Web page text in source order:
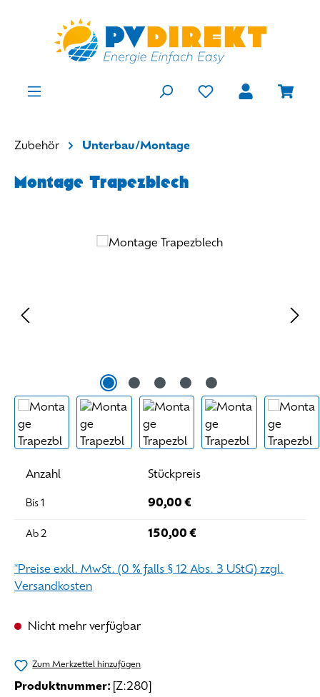
Zum Hauptinhalt springen
Du hast 0
Zubehör Unterbau/Montage
Montage Trapezblech
Bildergalerie überspringen
Anzahl Stückpreis
Bis 90,00 €
Ab 2 150,00 €
*Preise exkl. MwSt. (0 % falls § 12 Abs. 3 UStG) zzgl.
Versandkosten
Nicht mehr verfügbar
Zum Merkzettel hinzufügen
Produktnummer: [Z:280]